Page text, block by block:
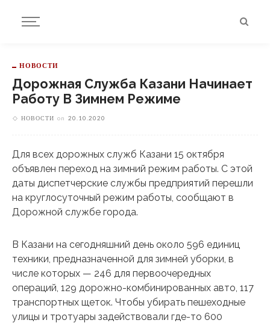
НОВОСТИ
Дорожная Служба Казани Начинает
Работу В Зимнем Режиме
НОВОСТИ on 20.10.2020
Для всех дорожных служб Казани 15 октября
объявлен переход на зимний режим работы. С этой
даты диспетчерские службы предприятий перешли
на круглосуточный режим работы, сообщают в
Дорожной службе города.
В Казани на сегодняшний день около 596 единиц
техники, предназначенной для зимней уборки, в
числе которых — 246 для первоочередных
операций, 129 дорожно-комбинированных авто, 117
транспортных щеток. Чтобы убирать пешеходные
улицы и тротуары задействовали где-то 600